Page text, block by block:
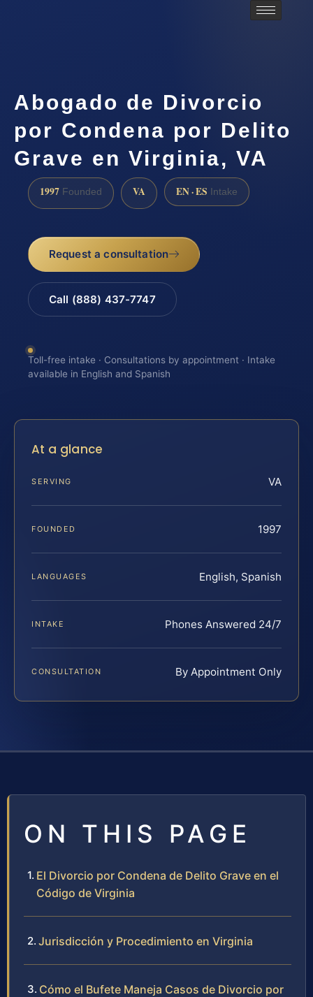
Abogado de Divorcio
por Condena por Delito
Grave en Virginia, VA
1997 Founded VA EN · ES Intake
Request a consultation
Call (888) 437-7747
Toll-free intake · Consultations by appointment · Intake
available in English and Spanish
At a glance
SERVING VA
FOUNDED 1997
LANGUAGES English, Spanish
INTAKE Phones Answered 24/7
CONSULTATION By Appointment Only
ON THIS PAGE
El Divorcio por Condena de Delito Grave en el
Código de Virginia
Jurisdicción y Procedimiento en Virginia
Cómo el Bufete Maneja Casos de Divorcio por